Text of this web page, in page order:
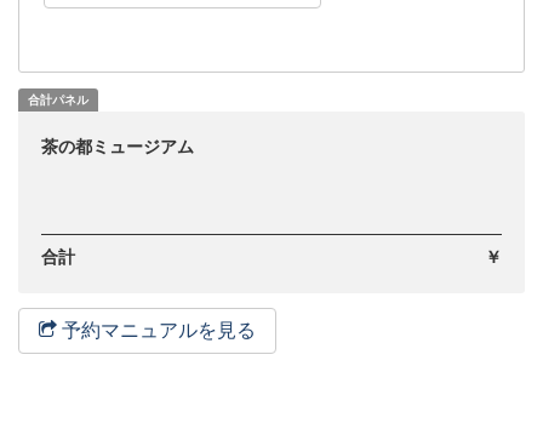
合計パネル
茶の都ミュージアム
合計 ￥
予約マニュアルを見る